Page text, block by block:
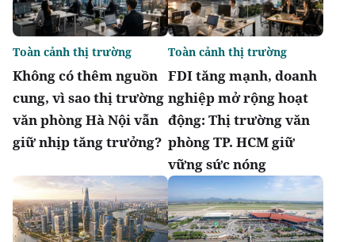
Không có thêm nguồn
cung, vì sao thị trường
văn phòng Hà Nội vẫn
giữ nhịp tăng trưởng?
Toàn cảnh thị trường
FDI tăng mạnh, doanh
nghiệp mở rộng hoạt
động: Thị trường văn
phòng TP. HCM giữ
vững sức nóng
Toàn cảnh thị trường